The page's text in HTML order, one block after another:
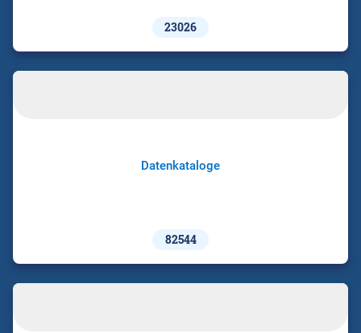
23026
Datenkataloge
82544